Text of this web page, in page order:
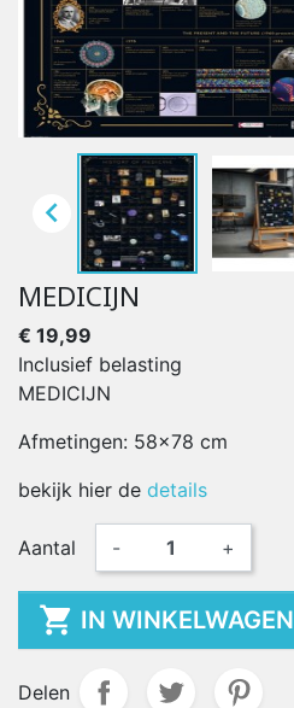

MEDICIJN
€ 19,99
Inclusief belasting
MEDICIJN
Afmetingen: 58x78 cm
bekijk hier de details
Aantal - +
 IN WINKELWAGEN
Delen